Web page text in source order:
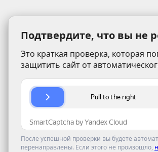
Подтвердите, что вы не
Это краткая проверка, которая
защитить сайт от
После успешной проверки вы будете
перенаправлены. Если этого не произошло,